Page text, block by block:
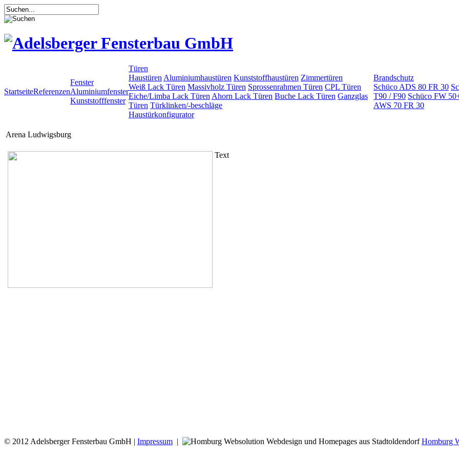
StartseiteReferenzen
Fenster
Aluminiumfenster
Kunststofffenster
Türen
Haustüren Aluminiumhaustüren Kunststoffhaustüren Zimmertüren
Weiß Lack Türen Massivholz Türen Sprossenrahmen Türen CPL Türen
Eiche/Limba Lack Türen Ahorn Lack Türen Buche Lack Türen Ganzglas
Türen Türklinken/-beschläge
Haustürkonfigurator
Brandschutz
Schüco ADS 80 FR 30
T90 / F90 Schüco FW
AWS 70 FR 30
Arena Ludwigsburg
Text
© 2012 Adelsberger Fensterbau GmbH | Impressum | Homburg